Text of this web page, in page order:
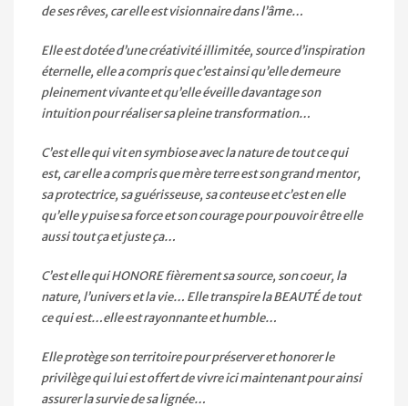
de ses rêves, car elle est visionnaire dans l’âme…
Elle est dotée d’une créativité illimitée, source d’inspiration
éternelle, elle a compris que c’est ainsi qu’elle demeure
pleinement vivante et qu’elle éveille davantage son
intuition pour réaliser sa pleine transformation…
C’est elle qui vit en symbiose avec la nature de tout ce qui
est, car elle a compris que mère terre est son grand mentor,
sa protectrice, sa guérisseuse, sa conteuse et c’est en elle
qu’elle y puise sa force et son courage pour pouvoir être elle
aussi tout ça et juste ça…
C’est elle qui HONORE fièrement sa source, son coeur, la
nature, l’univers et la vie… Elle transpire la BEAUTÉ de tout
ce qui est…elle est rayonnante et humble…
Elle protège son territoire pour préserver et honorer le
privilège qui lui est offert de vivre ici maintenant pour ainsi
assurer la survie de sa lignée…